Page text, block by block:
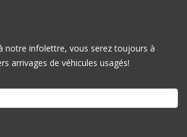
notre infolettre, vous serez toujours à
arrivages de véhicules usagés!